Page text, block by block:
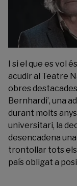
I si el que es vol
acudir al Teatre
obres
Bernhardi’, una
durant molts
universitari, la
desencadena
trontollar tots els
país obligat a